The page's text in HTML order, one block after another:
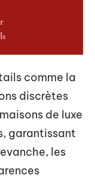
comme la
discrètes
de luxe
garantissant
les